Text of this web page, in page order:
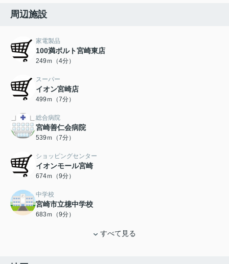
周辺施設
家電製品
100満ボルト宮崎東店
249ｍ（4分）
スーパー
イオン宮崎店
499ｍ（7分）
総合病院
宮崎善仁会病院
539ｍ（7分）
ショッピングセンター
イオンモール宮崎
674ｍ（9分）
中学校
宮崎市立檍中学校
683ｍ（9分）
すべて見る